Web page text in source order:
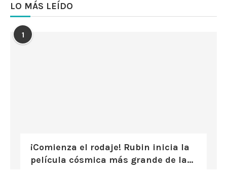
LO MÁS LEÍDO
1
¡Comienza el rodaje! Rubin inicia la
película cósmica más grande de la...